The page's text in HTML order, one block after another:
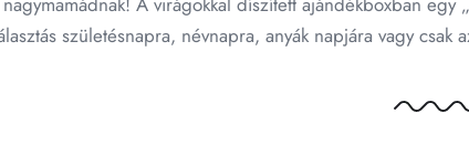
születésnapra, névnapra, anyák napjára vagy